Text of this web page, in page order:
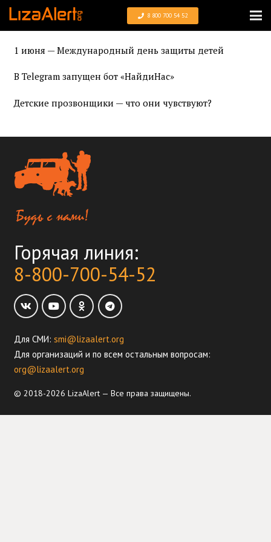
8 800 700 54 52
1 июня — Международный день защиты детей
В Telegram запущен бот «НайдиНас»
Детские прозвонщики — что они чувствуют?
Горячая линия:
8-800-700-54-52
Для СМИ: smi@lizaalert.org
Для организаций и по всем остальным вопросам:
org@lizaalert.org
© 2018-2026 LizaAlert — Все права защищены.